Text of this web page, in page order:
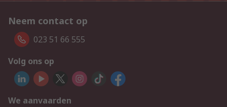
Neem contact op
023 51 66 555
Volg ons op
We aanvaarden